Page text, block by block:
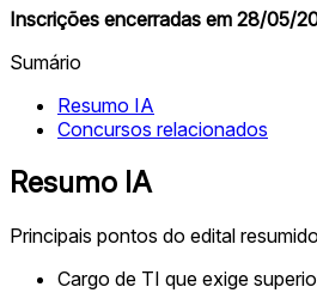
Inscrições encerradas em 28/05/
Sumário
Resumo IA
Concursos relacionados
Resumo IA
Principais pontos do edital
Cargo de TI que exige